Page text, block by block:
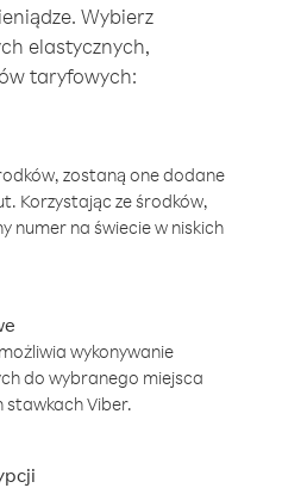
Wybierz
elastycznych,
taryfowych:
zostaną one dodane
Korzystając ze środków,
numer na świecie w niskich
wykonywanie
do wybranego miejsca
stawkach Viber.